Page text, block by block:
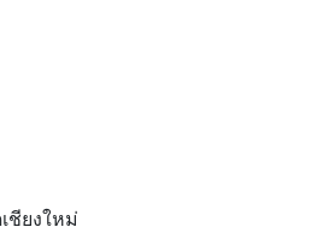
ชียงใหม่